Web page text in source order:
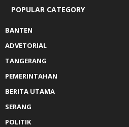
POPULAR CATEGORY
BANTEN
ADVETORIAL
TANGERANG
PEMERINTAHAN
BERITA UTAMA
SERANG
POLITIK